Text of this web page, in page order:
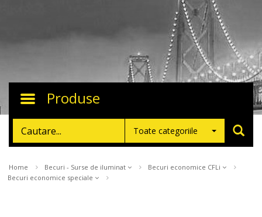
Toggle
Produse
Toate categoriile
Home Becuri - Surse de iluminat
Becuri economice CFLi
Becuri economice speciale